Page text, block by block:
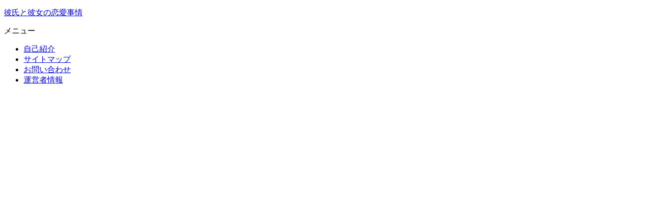
彼氏と彼女の恋愛事情
メニュー
自己紹介
サイトマップ
お問い合わせ
運営者情報